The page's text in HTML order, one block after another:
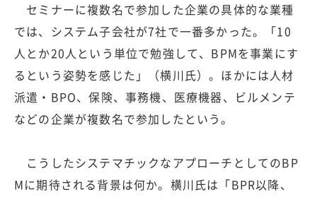
セミナーに複数名で参加した企業の具体的な業種
では、システム子会社が7社で一番多かった。「10
人とか20人という単位で勉強して、BPMを事業にす
るという姿勢を感じた」（横川氏）。ほかには人材
派遣・BPO、保険、事務機、医療機器、ビルメンテ
などの企業が複数名で参加したという。
こうしたシステマチックなアプローチとしてのBP
Mに期待される背景は何か。横川氏は「BPR以降、